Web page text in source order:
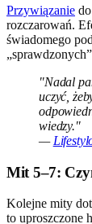
Przywiązanie
rozczarowań.
świadomego
"Nadal
uczyć,
wiedzy."
—
Mit 5–7:
Kolejne mity
to uproszczone